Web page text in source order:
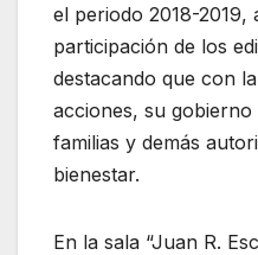
el periodo 2018-2019,
participación de los
destacando que con
acciones, su
familias y demás
bienestar.
En la sala “Juan R.